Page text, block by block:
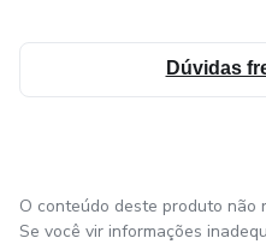
Dúvidas
O conteúdo deste produto não
Se você vir informações